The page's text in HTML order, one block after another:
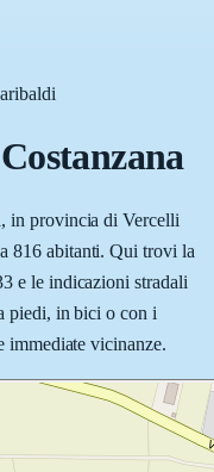
Costanzana
in provincia di Vercelli
816 abitanti. Qui trovi la
e le indicazioni stradali
piedi, in bici o con i
immediate vicinanze.